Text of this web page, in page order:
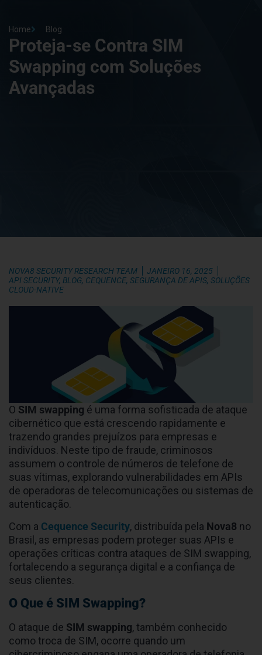
NOVA8 SECURITY RESEARCH TEAM
JANEIRO 16, 2025
API SECURITY,BLOG, CEQUENCE, SEGURANÇA DE APIS,SOLUÇÕES
CLOUD-NATIVE
OSIM swappingé uma forma sofisticada de ataque
cibernético que está crescendo rapidamente e
trazendo grandes prejuízos para empresas e
indivíduos. Neste tipo de fraude, criminosos
assumem o controle de números de telefone de
suas vítimas, explorando vulnerabilidades em APIs
de operadoras de telecomunicações ou sistemas de
autenticação.